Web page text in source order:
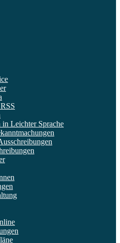
Leichter Sprache